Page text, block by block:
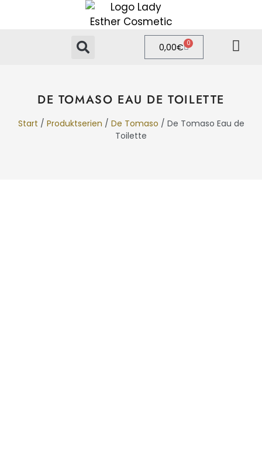
0,00€ 0
DE TOMASO EAU DE TOILETTE
Start / Produktserien / De Tomaso / De Tomaso Eau de
Toilette